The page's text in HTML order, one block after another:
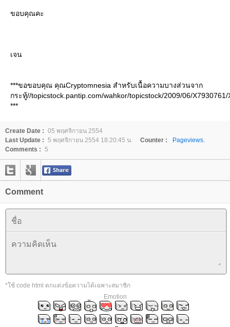
ขอบคุณคะ
เจน
***ขอขอบคุณ คุณCryptomnesia สำหรับเนื้อความบางส่วนจาก
กระทู้//topicstock.pantip.com/wahkor/topicstock/2009/06/
***
Create Date : 05 พฤศจิกายน 2554
Last Update : 5 พฤศจิกายน 2554 18:20:45 น. Counter :
Pageviews.
Comments : 5
Comment
*ใช้ code html ตกแต่งข้อความได้เฉพาะสมาชิก
Emotion